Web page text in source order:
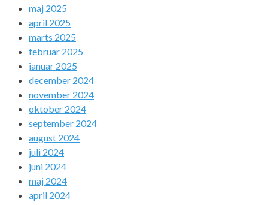
maj 2025
april 2025
marts 2025
februar 2025
januar 2025
december 2024
november 2024
oktober 2024
september 2024
august 2024
juli 2024
juni 2024
maj 2024
april 2024